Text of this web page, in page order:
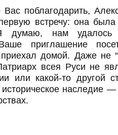
поблагодарить,
встречу: она была
Я думаю, нам
приглашение
домой. Даже не
всея Руси не
или какой-то другой
наследие —